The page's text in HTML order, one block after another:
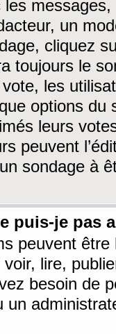
les
un
cliquez
toujours le
vote, les
options du
leurs
peuvent
sondage à
puis-je pas
peuvent être
lire,
besoin de
un